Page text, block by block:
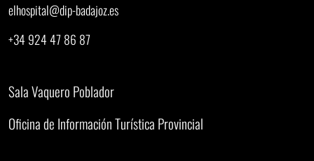
elhospital@dip-badajoz.es
+34 924 47 86 87
Sala Vaquero Poblador
Oficina de Información Turística Provincial